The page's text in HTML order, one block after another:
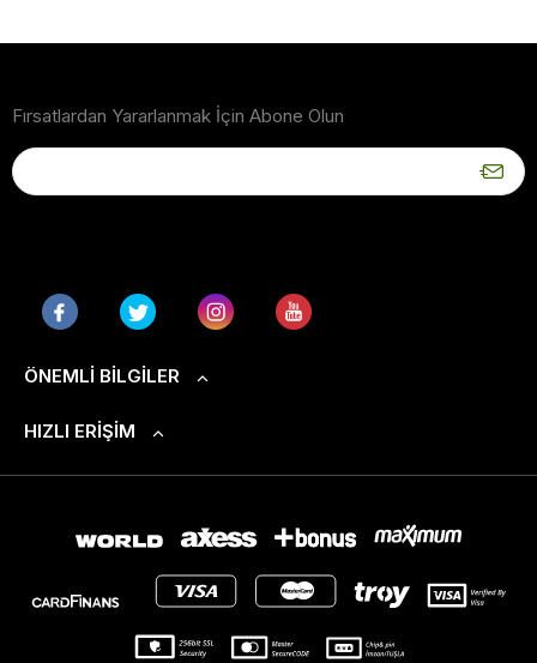
ÖNEMLI BILGILER
HIZLI ERIŞIM
Fırsatlardan Yararlanmak İçin Abone Olun